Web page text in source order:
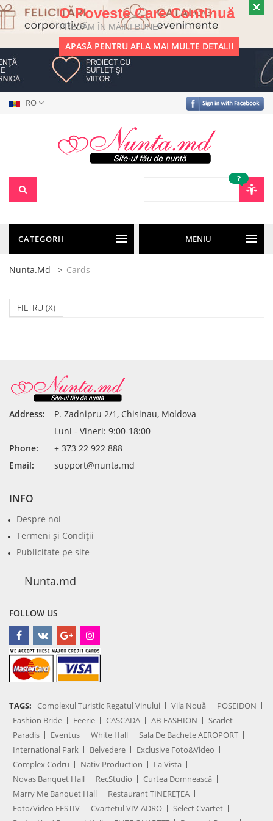
O Poveste Care Continuă
PREDĂM ÎN MÂINI BUNE
APASĂ PENTRU AFLA MAI MULTE DETALII
RO
?
CATEGORII MENIU
Nunta.md Cards
FILTRU (X)
Address:
P. Zadnipru 2/1, Chisinau, Moldova
Luni - Vineri: 9:00-18:00
Phone:
+ 373 22 922 888
Email:
support@nunta.md
INFO
Despre noi
Termeni şi Condiţii
Publicitate pe site
Nunta.md
FOLLOW US
TAGS: Complexul Turistic Regatul Vinului Vila Nouă
POSEIDON
Fashion Bride
Feerie CASCADA AB-FASHION
Scarlet
Paradis
Eventus White Hall
Sala De Bachete AEROPORT
International Park
Belvedere
Exclusive Foto&Video
Complex Codru
Nativ Production
La Vista
Novas Banquet Hall
RecStudio
Curtea Domnească
Marry Me Banquet Hall
Restaurant TINEREȚEA
Foto/Video FESTIV
Cvartetul VIV-ADRO
Select Cvartet